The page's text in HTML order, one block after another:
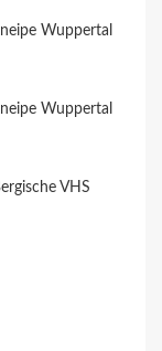
Wuppertal
Wuppertal
VHS